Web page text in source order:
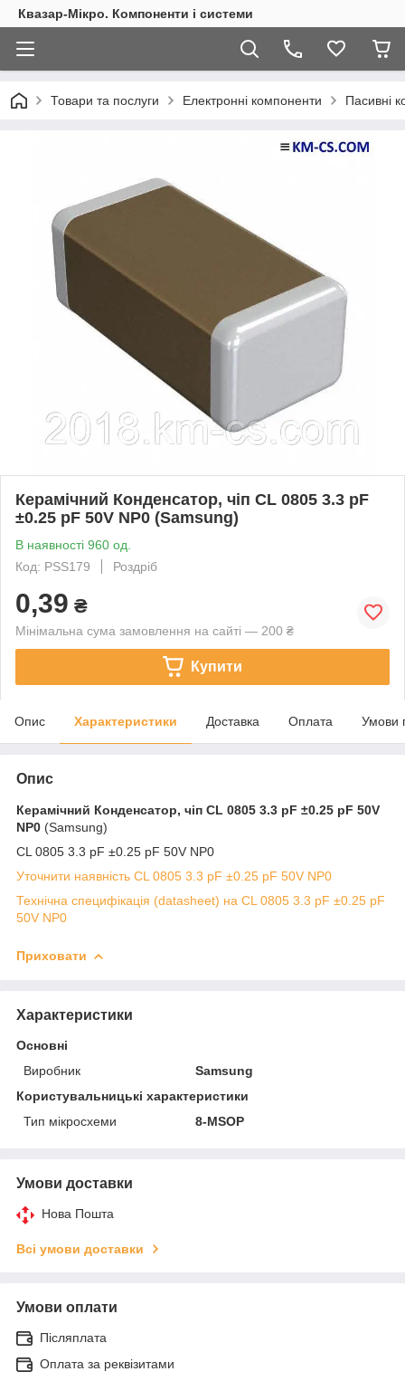
Квазар-Мікро. Компоненти і системи
Товари та послуги Електронні компоненти Пасивні
Керамічний Конденсатор, чіп CL 0805 3.3 pF
±0.25 pF 50V NP0 (Samsung)
В наявності 960 од.
Код: PSS179
Роздріб
0,39 ₴
Мінімальна сума замовлення на сайті — 200 ₴
Купити
Опис Характеристики Доставка Оплата Умови
Опис
Керамічний Конденсатор, чіп CL 0805 3.3 pF ±0.25 pF 50V
NP0 (Samsung)
CL 0805 3.3 pF ±0.25 pF 50V NP0
Уточнити наявність CL 0805 3.3 pF ±0.25 pF 50V NP0
Технічна специфікація (datasheet) на CL 0805 3.3 pF ±0.25 pF
50V NP0
Приховати
Характеристики
Основні
Виробник
Samsung
Користувальницькі характеристики
Тип мікросхеми
8-MSOP
Умови доставки
Нова Пошта
Всі умови доставки
Умови оплати
Післяплата
Оплата за реквізитами